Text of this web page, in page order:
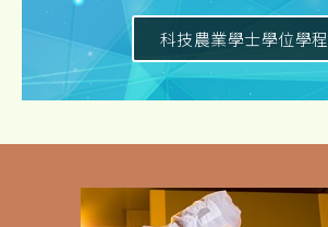
科技農業學士學位學程